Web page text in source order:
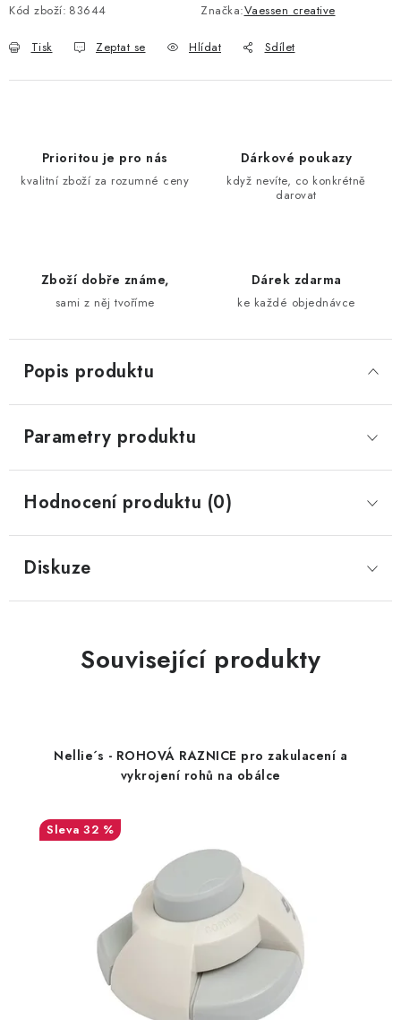
Kód zboží: 83644 Značka:Vaessen creative
Tisk Zeptat se Hlídat Sdílet
Prioritou je pro nás
kvalitní zboží za rozumné ceny
Dárkové poukazy
když nevíte, co konkrétně
darovat
Zboží dobře známe,
sami z něj tvoříme
Dárek zdarma
ke každé objednávce
Popis produktu
Parametry produktu
Hodnocení produktu (0)
Diskuze
Související produkty
Nellie´s - ROHOVÁ RAZNICE pro zakulacení a
vykrojení rohů na obálce
32 %